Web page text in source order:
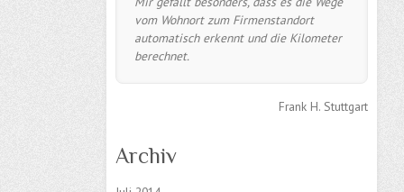
vom Wohnort zum Firmenstandort
automatisch erkennt und die Kilometer
berechnet.
Frank H. Stuttgart
Archiv